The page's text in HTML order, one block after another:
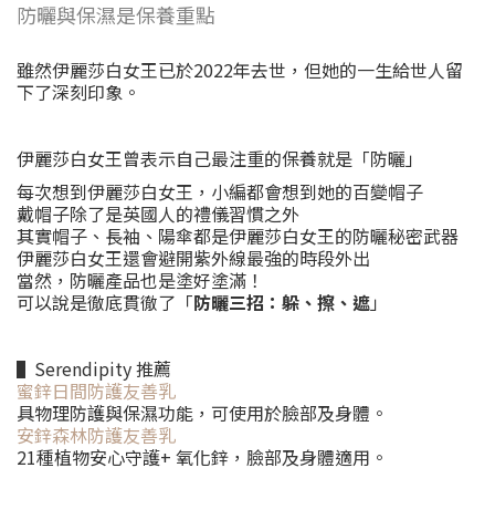
防曬與保濕是保養重點
雖然伊麗莎白女王已於2022年去世，但她的一生給世人留
下了深刻印象。
伊麗莎白女王曾表示自己最注重的保養就是「防曬」
每次想到伊麗莎白女王，小編都會想到她的百變帽子
戴帽子除了是英國人的禮儀習慣之外
其實帽子、長袖、陽傘都是伊麗莎白女王的防曬秘密武器
伊麗莎白女王還會避開紫外線最強的時段外出
當然，防曬產品也是塗好塗滿！
可以說是徹底貫徹了「防曬三招：躲、擦、遮」
▌Serendipity 推薦
蜜鋅日間防護友善乳
具物理防護與保濕功能，可使用於臉部及身體。
安鋅森林防護友善乳
21種植物安心守護+ 氧化鋅，臉部及身體適用。